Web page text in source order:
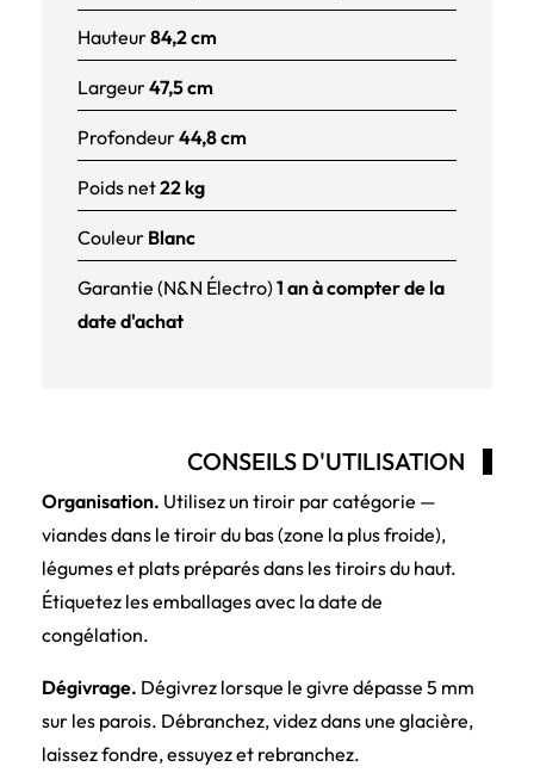
Hauteur84,2 cm
Largeur47,5 cm
Profondeur44,8 cm
Poids net22 kg
Couleur Blanc
Garantie (N&N Électro) 1 an à compter de la
date d'achat
CONSEILS D'UTILISATION
Organisation. Utilisez un tiroir par catégorie —
viandes dans le tiroir du bas (zone la plus froide),
légumes et plats préparés dans les tiroirs du haut.
Étiquetez les emballages avec la date de
congélation.
Dégivrage. Dégivrez lorsque le givre dépasse 5 mm
sur les parois. Débranchez, videz dans une glacière,
laissez fondre, essuyez et rebranchez.